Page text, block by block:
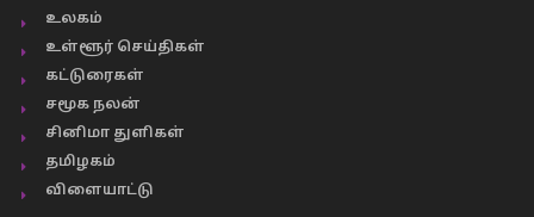
உலகம்
உள்ளூர் செய்திகள்
கட்டுரைகள்
சமூக நலன்
சினிமா துளிகள்
தமிழகம்
விளையாட்டு